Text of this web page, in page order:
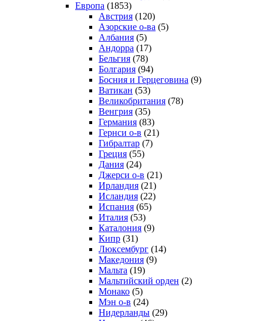
Европа (1853)
Австрия (120)
Азорские о-ва (5)
Албания (5)
Андорра (17)
Бельгия (78)
Болгария (94)
Босния и Герцеговина (9)
Ватикан (53)
Великобритания (78)
Венгрия (35)
Германия (83)
Гернси о-в (21)
Гибралтар (7)
Греция (55)
Дания (24)
Джерси о-в (21)
Ирландия (21)
Исландия (22)
Испания (65)
Италия (53)
Каталония (9)
Кипр (31)
Люксембург (14)
Македония (9)
Мальта (19)
Мальтийский орден (2)
Монако (5)
Мэн о-в (24)
Нидерланды (29)